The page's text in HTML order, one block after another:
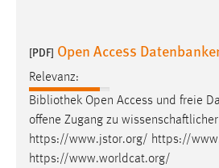
[PDF] Open Access
Relevanz:
Bibliothek Open Access und freie
offene Zugang zu
https://www.jstor.org/ https://
https://www.worldcat.org/